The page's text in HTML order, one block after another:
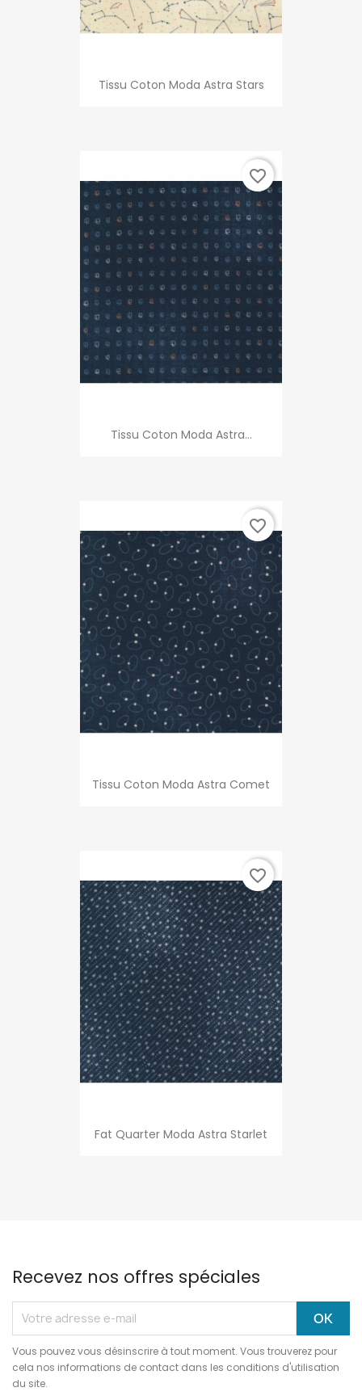
Tissu Coton Moda Astra Stars
Tissu Coton Moda Astra...
favorite_border
Tissu Coton Moda Astra Comet
favorite_border
Fat Quarter Moda Astra Starlet
favorite_border
Recevez nos offres spéciales
Vous pouvez vous désinscrire à tout moment. Vous trouverez pour
cela nos informations de contact dans les conditions d'utilisation
du site.